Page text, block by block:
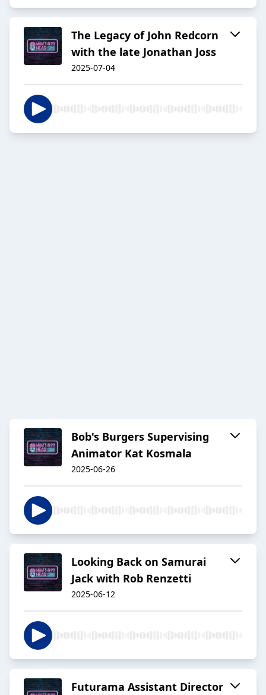
The Legacy of John Redcorn
with the late Jonathan Joss
2025-07-04
Bob's Burgers Supervising
Animator Kat Kosmala
2025-06-26
Looking Back on Samurai
Jack with Rob Renzetti
2025-06-12
Futurama Assistant Director